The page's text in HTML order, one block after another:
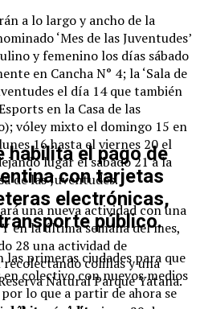
a lo largo y ancho de la
‘Mes de las Juventudes’
y femenino los días sábado
en Cancha N° 4; la ‘Sala de
el día 14 que también
en la Casa de las
vóley mixto el domingo 15 en
16 hasta el viernes 20 el
lugar el sábado 21 a la
de las Juventudes.
una nueva actividad con una
en la última semana del mes,
28 una actividad de
colillas y una
Natural Parque Yatana.
habilita el pago de
con tarjetas
electrónicas,
público.
primeras ciudades para que
colectivo con nuevos medios
lo que a partir de ahora se